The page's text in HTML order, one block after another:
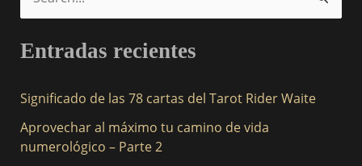
s
a
r
p
Entradas recientes
Significado de las 78 cartas del Tarot Rider Waite
Aprovechar al máximo tu camino de vida
numerológico – Parte 2